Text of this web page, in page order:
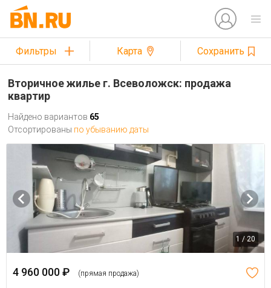
Фильтры Карта Сохранить
Вторичное жилье г. Всеволожск: продажа
квартир
Найдено вариантов 65
Отсортированы по убыванию даты
1 / 20
4 960 000 ₽ (прямая продажа)